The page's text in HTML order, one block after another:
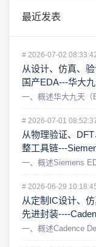
最近发表
# 2026-07-02
从设计、仿真、
国产EDA---华大
一、概述华大九天（
# 2026-07-01
从物理验证、
整工具链---
一、概述Siemens
# 2026-06-29
从定制IC设计、
先进封装----
一、概述Cadence